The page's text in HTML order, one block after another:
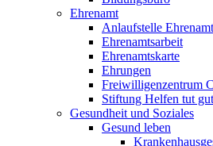
Ehrenamt
Anlaufstelle Ehrenamt
Ehrenamtsarbeit
Ehrenamtskarte
Ehrungen
Freiwilligenzentrum
Stiftung Helfen tut
Gesundheit und Soziales
Gesund leben